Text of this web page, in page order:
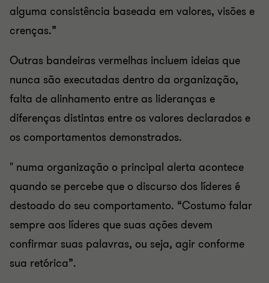
alguma consistência baseada em valores, visões e
crenças.”
Outras bandeiras vermelhas incluem ideias que
nunca são executadas dentro da organização,
falta de alinhamento entre as lideranças e
diferenças distintas entre os valores declarados e
os comportamentos demonstrados.
" numa organização o principal alerta acontece
quando se percebe que o discurso dos líderes é
destoado do seu comportamento. “Costumo falar
sempre aos líderes que suas ações devem
confirmar suas palavras, ou seja, agir conforme
sua retórica”.